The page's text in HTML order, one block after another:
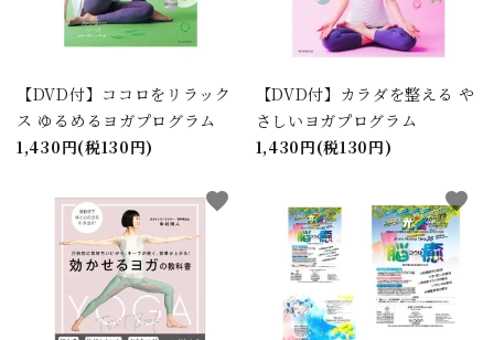
【DVD付】ココロをリラック
ス ゆるめるヨガプログラム
1,430円(税130円)
【DVD付】カラダを整える や
さしいヨガプログラム
1,430円(税130円)
favorite favorite